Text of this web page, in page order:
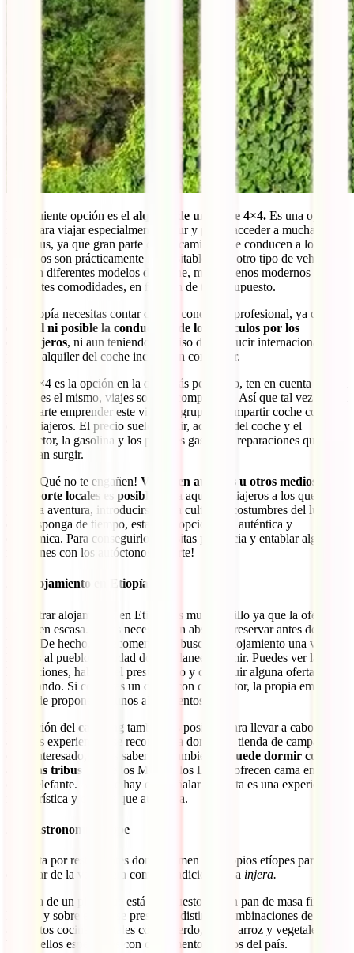
La siguiente opción es el alquiler de un coche 4×4. Es una opción
ideal para viajar especialmente al sur y poder acceder a muchas de
las tribus, ya que gran parte de los caminos que conducen a los
poblados son prácticamente intransitables con otro tipo de vehículo.
Existen diferentes modelos de coche, más o menos modernos y con
diferentes comodidades, en función de tu presupuesto.
En Etiopía necesitas contar con un conductor profesional, ya que
es legal ni posible la conducción de los vehículos por los
extranjeros, ni aun teniendo permiso de conducir internacional. El
propio alquiler del coche incluye un conductor.
Si el 4×4 es la opción en la que estás pensando, ten en cuenta que, el
precio es el mismo, viajes solo o acompañado. Así que tal vez podría
interesarte emprender este viaje en grupo o compartir coche con
otros viajeros. El precio suele incluir, además del coche y el
conductor, la gasolina y los posibles gastos en reparaciones que
pudieran surgir.
Pero, ¡Qué no te engañen! Viajar en autobús u otros medios de
transporte locales es posible.
Para aquellos viajeros a los que les
guste la aventura, introducirse en la cultura y costumbres del lugar y
que disponga de tiempo, esta es la opción más auténtica y
económica. Para conseguirlo necesitas paciencia y entablar algunas
relaciones con los autóctonos ¡Suerte!
2.2 Alojamiento en Etiopía
Encontrar alojamiento en Etiopía es muy sencillo ya que la oferta es
más bien escasa. No es necesario en absoluto reservar antes de
llegar. De hecho, es recomendable buscar el alojamiento una vez
llegues al pueblo o ciudad donde planees dormir. Puedes ver las
habitaciones, hablar del presupuesto y conseguir alguna oferta
regateando. Si contratas un coche con conductor, la propia empresa
te puede proponer algunos alojamientos.
La opción del camping también es posible. Para llevar a cabo
algunas experiencias se recomienda dormir en tienda de campaña.Si
estás interesado, debes saber que también
se puede dormir con
algunas tribus
. La de los Mursi o los Dorze, ofrecen cama en sus
casas elefante. Aunque hay que señalar que ésta es una experiencia
más turística y curiosa que auténtica.
2.3 Gastronomía etíope
Apuesta por restaurantes donde comen los propios etíopes para
disfrutar de la verdadera comida tradicional: La injera.
Se trata de un plato que está compuesto por un pan de masa fina en
la base y sobre el que se presentan distintas combinaciones de
alimentos cocinados, tales como: cerdo, pollo, arroz y vegetales.
Todos ellos especiados con condimentos típicos del país.